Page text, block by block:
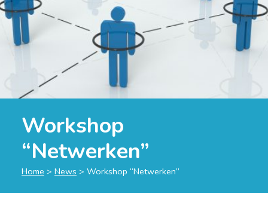
Workshop
“Netwerken”
Home > News > Workshop “Netwerken”